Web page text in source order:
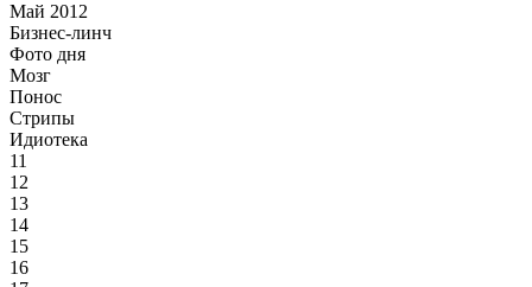
Май 2012
Бизнес-линч
Фото дня
Мозг
Понос
Стрипы
Идиотека
11
12
13
14
15
16